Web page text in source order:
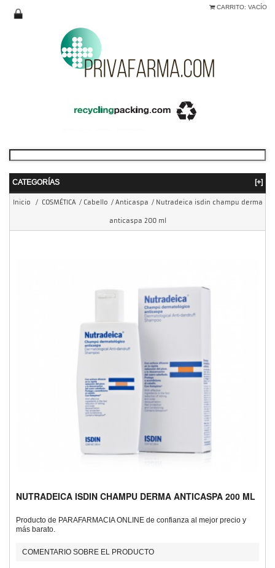
CARRITO: VACÍO
CATEGORÍAS [+]
Inicio / COSMÉTICA / Cabello / Anticaspa / Nutradeica isdin champu derma
anticaspa 200 ml
NUTRADEICA ISDIN CHAMPU DERMA ANTICASPA 200 ML
Producto de PARAFARMACIA ONLINE de confianza al mejor precio y
más barato.
COMENTARIO SOBRE EL PRODUCTO